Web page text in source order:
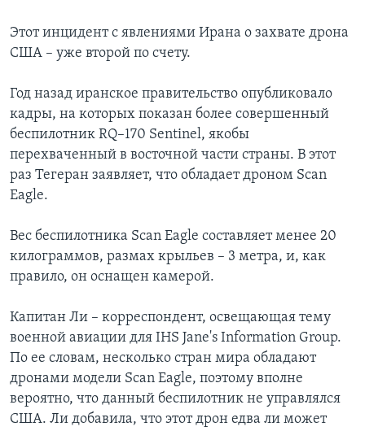
Этот инцидент с явлениями Ирана о захвате дрона
США – уже второй по счету.
Год назад иранское правительство опубликовало
кадры, на которых показан более совершенный
беспилотник RQ–170 Sentinel, якобы
перехваченный в восточной части страны. В этот
раз Тегеран заявляет, что обладает дроном Scan
Eagle.
Вес беспилотника Scan Eagle составляет менее 20
килограммов, размах крыльев – 3 метра, и, как
правило, он оснащен камерой.
Капитан Ли – корреспондент, освещающая тему
военной авиации для IHS Jane's Information Group.
По ее словам, несколько стран мира обладают
дронами модели Scan Eagle, поэтому вполне
вероятно, что данный беспилотник не управлялся
США. Ли добавила, что этот дрон едва ли может